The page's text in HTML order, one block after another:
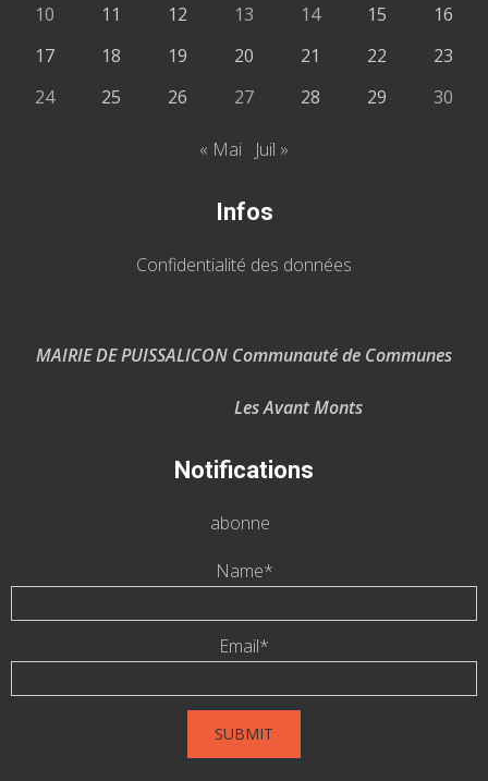
10
11 12 13 14 15
16
17
18 19 20 21 22
23
24
25 26 27 28 29 30
« Mai Juil »
Infos
Confidentialité des données
MAIRIE DE PUISSALICON Communauté de Communes
Les Avant Monts
Notifications
abonne
Name*
Email*